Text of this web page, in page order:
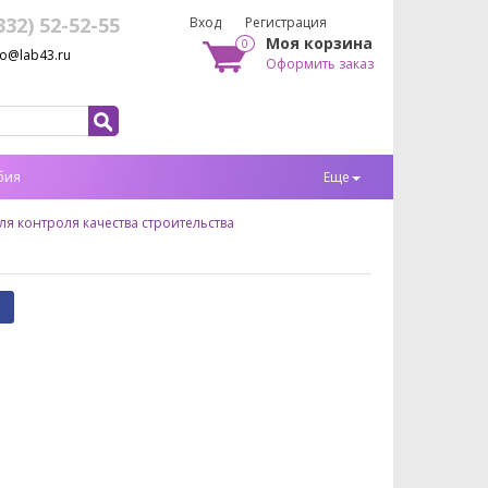
52-52-55 Вход Регистрация
0 Моя корзина
Оформить заказ
Еще
качества строительства